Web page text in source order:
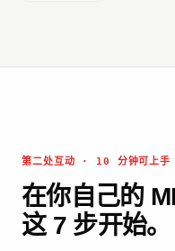
第二处互动 · 10 分钟可上手
在你自己的
这 7 步开始。